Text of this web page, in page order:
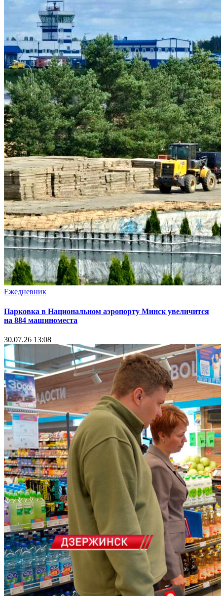
Ежедневник
Парковка в Национальном аэропорту Минск увеличится
на 884 машиноместа
30.07.26 13:08